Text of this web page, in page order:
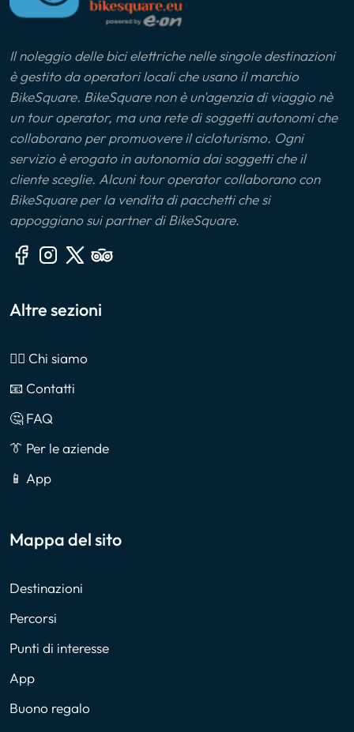
Il noleggio delle bici elettriche nelle singole destinazioni
è gestito da operatori locali che usano il marchio
BikeSquare. BikeSquare non è un'agenzia di viaggio nè
un tour operator, ma una rete di soggetti autonomi che
collaborano per promuovere il cicloturismo. Ogni
servizio è erogato in autonomia dai soggetti che il
cliente sceglie. Alcuni tour operator collaborano con
BikeSquare per la vendita di pacchetti che si
appoggiano sui partner di BikeSquare.
Altre sezioni
🙎‍♂️ Chi siamo
📧 Contatti
🤔 FAQ
👔 Per le aziende
📱 App
Mappa del sito
Destinazioni
Percorsi
Punti di interesse
App
Buono regalo